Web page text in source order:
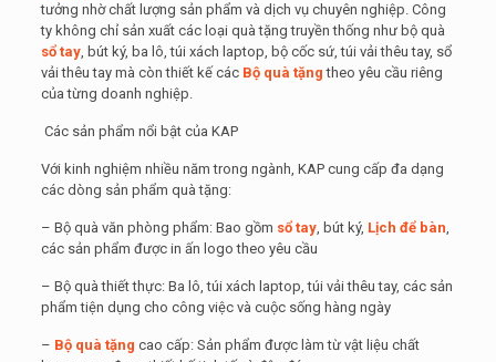
tưởng nhờ chất lượng sản phẩm và dịch vụ chuyên nghiệp. Công
ty không chỉ sản xuất các loại quà tặng truyền thống như bộ quà
sổ tay, bút ký, ba lô, túi xách laptop, bộ cốc sứ, túi vải thêu tay, sổ
vải thêu tay mà còn thiết kế các Bộ quà tặng theo yêu cầu riêng
của từng doanh nghiệp.
Các sản phẩm nổi bật của KAP
Với kinh nghiệm nhiều năm trong ngành, KAP cung cấp đa dạng
các dòng sản phẩm quà tặng:
– Bộ quà văn phòng phẩm: Bao gồm sổ tay, bút ký, Lịch để bàn,
các sản phẩm được in ấn logo theo yêu cầu
– Bộ quà thiết thực: Ba lô, túi xách laptop, túi vải thêu tay, các sản
phẩm tiện dụng cho công việc và cuộc sống hàng ngày
– Bộ quà tặng cao cấp: Sản phẩm được làm từ vật liệu chất